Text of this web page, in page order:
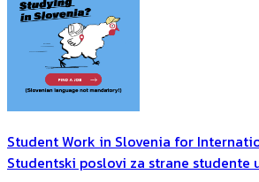
Student Work in Slovenia for
Studentski poslovi za strane studente